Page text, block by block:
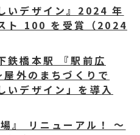
いデザイン』2024 年
ト 100 を受賞（2024
鉄橋本駅 『駅前広
外のまちづくりで
いデザイン」を導入
』 リニューアル！ ～